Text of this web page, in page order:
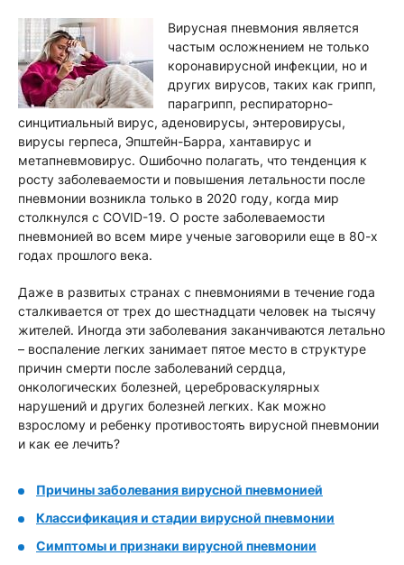
Вирусная пневмония является
частым осложнением не только
коронавирусной инфекции, но и
других вирусов, таких как грипп,
парагрипп, респираторно-
синцитиальный вирус, аденовирусы, энтеровирусы,
вирусы герпеса, Эпштейн-Барра, хантавирус и
метапневмовирус. Ошибочно полагать, что тенденция к
росту заболеваемости и повышения летальности после
пневмонии возникла только в 2020 году, когда мир
столкнулся с COVID-19. О росте заболеваемости
пневмонией во всем мире ученые заговорили еще в 80-х
годах прошлого века.
Даже в развитых странах с пневмониями в течение года
сталкивается от трех до шестнадцати человек на тысячу
жителей. Иногда эти заболевания заканчиваются летально
– воспаление легких занимает пятое место в структуре
причин смерти после заболеваний сердца,
онкологических болезней, цереброваскулярных
нарушений и других болезней легких. Как можно
взрослому и ребенку противостоять вирусной пневмонии
и как ее лечить?
Причины заболевания вирусной пневмонией
Классификация и стадии вирусной пневмонии
Симптомы и признаки вирусной пневмонии